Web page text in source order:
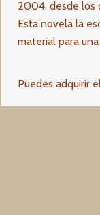
2004, desde los
Esta novela la
material para
Puedes adquirir